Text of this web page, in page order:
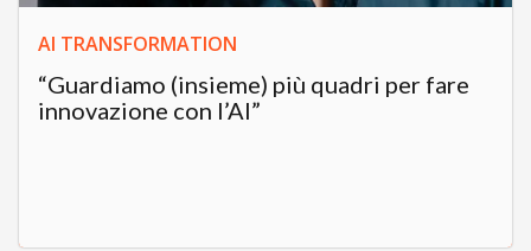
AI TRANSFORMATION
“Guardiamo (insieme) più quadri per fare
innovazione con l’AI”